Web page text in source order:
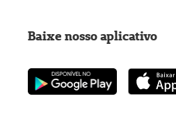
Baixe nosso aplicativo